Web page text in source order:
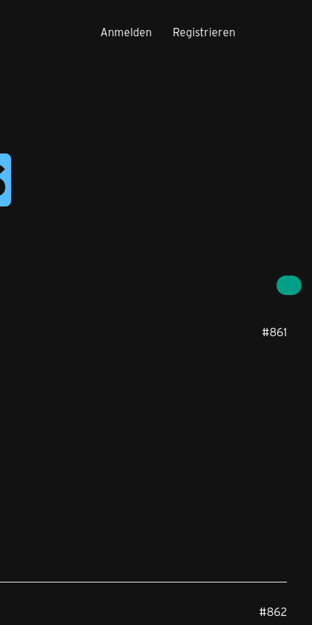
Anmelden Registrieren
#861
#862